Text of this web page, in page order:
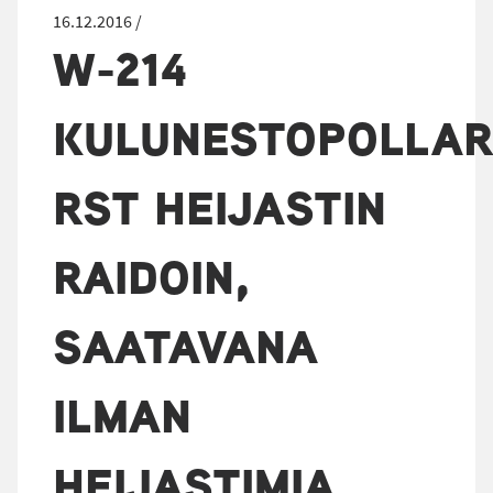
16.12.2016 /
W-214
KULUNESTOPOLLAR
RST HEIJASTIN
RAIDOIN,
SAATAVANA
ILMAN